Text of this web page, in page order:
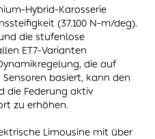
Hybrid-Karosserie
(37.100 N-m/deg).
die stufenlose
ET7-Varianten
die auf
basiert, kann den
die Federung aktiv
zu erhöhen.
Limousine mit über